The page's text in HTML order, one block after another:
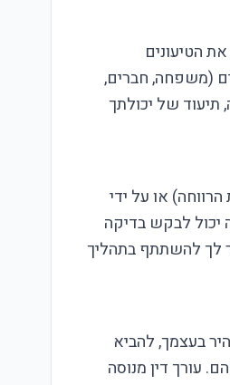
הטיעונים
(משפחה, חברים,
תיעוד של יכולתך
או על ידי
יכול לבקש בדיקה
לך להשתתף בתהליך
בעצמך, להביא
עורך דין מנוסה